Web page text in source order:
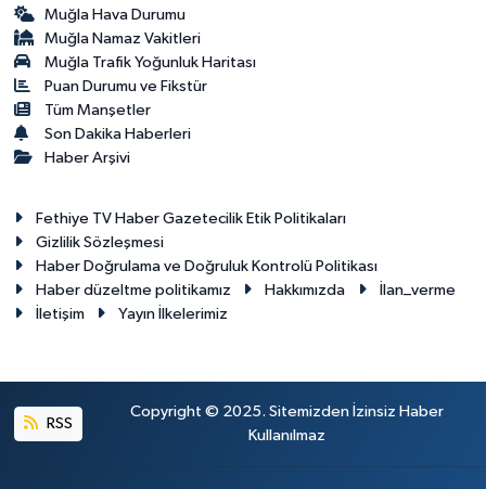
Muğla Hava Durumu
Muğla Namaz Vakitleri
Muğla Trafik Yoğunluk Haritası
Puan Durumu ve Fikstür
Tüm Manşetler
Son Dakika Haberleri
Haber Arşivi
Fethiye TV Haber Gazetecilik Etik Politikaları
Gizlilik Sözleşmesi
Haber Doğrulama ve Doğruluk Kontrolü Politikası
Haber düzeltme politikamız
Hakkımızda
İlan_verme
İletişim
Yayın İlkelerimiz
RSS
Copyright © 2025. Sitemizden İzinsiz Haber
Kullanılmaz